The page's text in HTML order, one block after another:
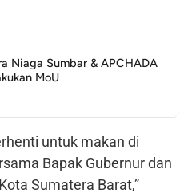
Niaga Sumbar & APCHADA
MoU
untuk makan di
Bapak Gubernur dan
Sumatera Barat,”